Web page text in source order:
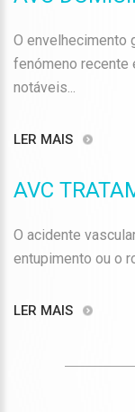
O envelhecimento
fenómeno recente
notáveis...
LER MAIS
AVC
O acidente
entupimento ou o
LER MAIS